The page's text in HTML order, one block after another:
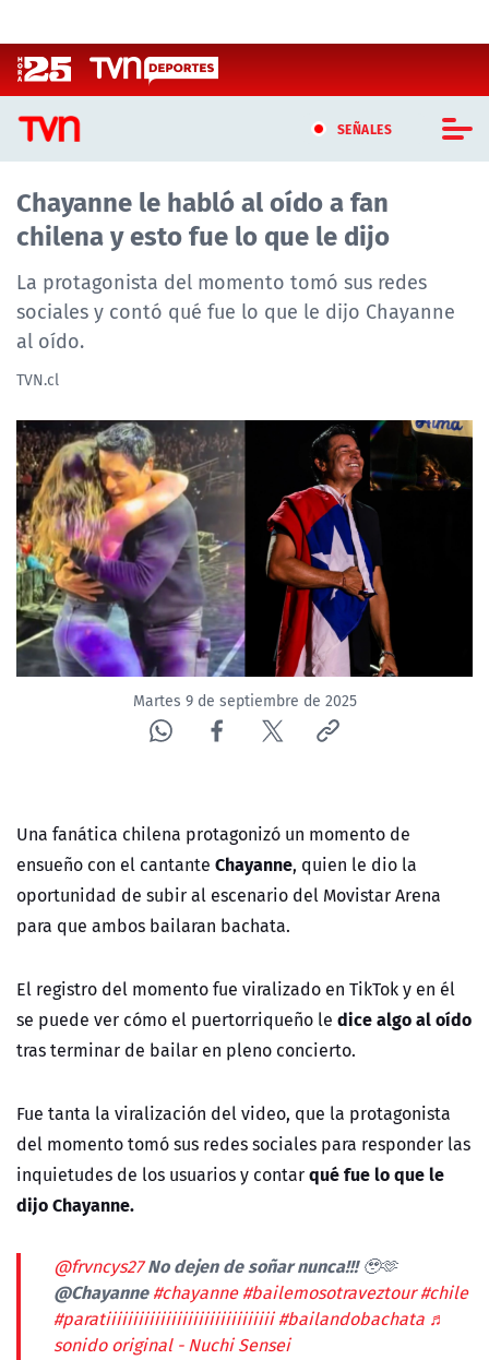
SEÑALES
CASTING MASTERCHEF CHILE
CASTING TVN VERTICAL
TVN VERTICAL
TVN PLAY
TELESERIES
NTV
ACTUALIDAD Y TENDENCIAS
CORPORATIVO Y TRANSPARENCIA
CANAL DE DENUNCIAS
ÁREA DE PROYECTOS
Chayanne le habló al oído a fan
chilena y esto fue lo que le dijo
La protagonista del momento tomó sus redes
sociales y contó qué fue lo que le dijo Chayanne
al oído.
TVN.cl
Martes 9 de septiembre de 2025
Una fanática chilena protagonizó un momento de
ensueño con el cantante Chayanne, quien le dio la
oportunidad de subir al escenario del Movistar Arena
para que ambos bailaran bachata.
El registro del momento fue viralizado en TikTok y en él
se puede ver cómo el puertorriqueño le dice algo al oído
tras terminar de bailar en pleno concierto.
Fue tanta la viralización del video, que la protagonista
del momento tomó sus redes sociales para responder las
inquietudes de los usuarios y contarqué fue lo que le
dijo Chayanne.
@frvncys27No dejen de soñar nunca!!! 🥹🫶
@Chayanne#chayanne #bailemosotraveztour #chile
#paratiiiiiiiiiiiiiiiiiiiiiiiiiiiiiii #bailandobachata ♬
sonido original - Nuchi Sensei